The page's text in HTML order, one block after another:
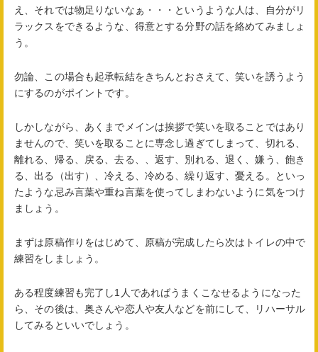
え、それでは物足りないなぁ・・・というような人は、自分がリ
ラックスをできるような、得意とする分野の話を絡めてみましょ
う。
勿論、この場合も起承転結をきちんとおさえて、笑いを誘うよう
にするのがポイントです。
しかしながら、あくまでメインは挨拶で笑いを取ることではあり
ませんので、笑いを取ることに専念し過ぎてしまって、切れる、
離れる、帰る、戻る、去る、、返す、別れる、退く、嫌う、飽き
る、出る（出す）、冷える、冷める、繰り返す、憂える。といっ
たような忌み言葉や重ね言葉を使ってしまわないように気をつけ
ましょう。
まずは原稿作りをはじめて、原稿が完成したら次はトイレの中で
練習をしましょう。
ある程度練習も完了し1人であればうまくこなせるようになった
ら、その後は、奥さんや恋人や友人などを前にして、リハーサル
してみるといいでしょう。